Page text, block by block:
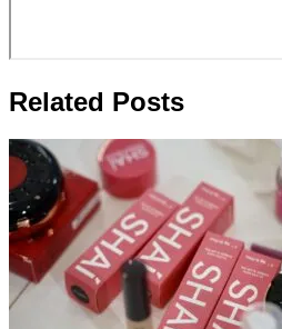
Related Posts